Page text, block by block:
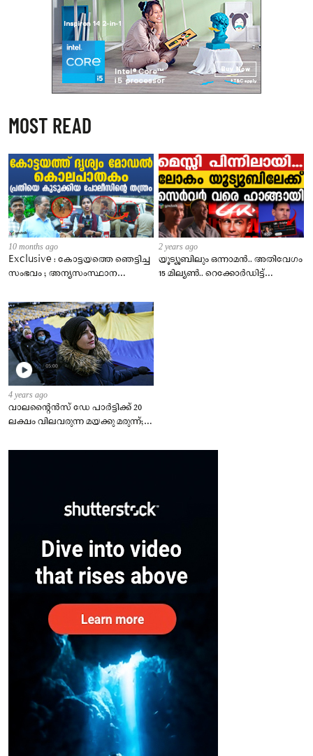
MOST READ
10 months ago
Exclusive : കോട്ടയത്തെ ഞെട്ടിച്ച
സംഭവം ; അന്യസംസ്ഥാന
2 years ago
യൂട്യൂബിലും ഒന്നാമൻ.. അതിവേഗം
15 മില്യൺ.. റെക്കോർഡിട്ട്
4 years ago
വാലന്റൈൻസ് ഡേ പാർട്ടിക്ക് 20
ലക്ഷം വിലവരുന്ന മയക്കു മരുന്ന്;